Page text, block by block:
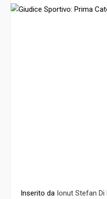
Inserito da Ionut Stefan Di